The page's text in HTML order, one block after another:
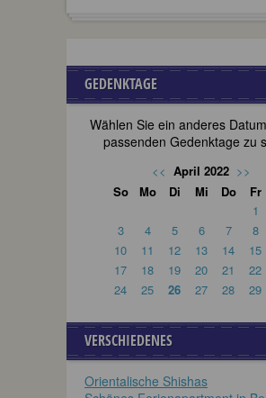
GEDENKTAGE
Wählen Sie ein anderes
passenden Gedenktage zu
<< April 2022 >>
So
Mo Di Mi Do Fr
1
3
4 5 6 7 8
10
11 12 13 14 15
17
18 19 20 21 22
24
25 26 27 28 29
VERSCHIEDENES
Orientalische Shishas